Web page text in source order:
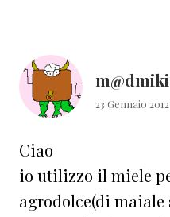
m@dmiki
23 Gennaio
Ciao
io utilizzo il miele
agrodolce(di maiale